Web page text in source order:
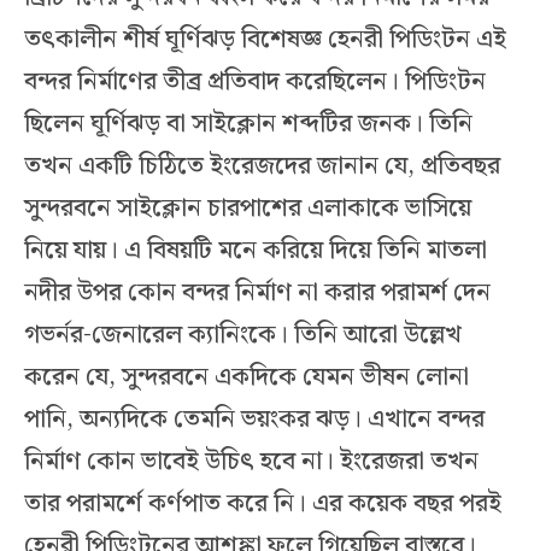
তৎকালীন শীর্ষ ঘূর্ণিঝড় বিশেষজ্ঞ হেনরী পিডিংটন এই
বন্দর নির্মাণের তীব্র প্রতিবাদ করেছিলেন। পিডিংটন
ছিলেন ঘূর্ণিঝড় বা সাইক্লোন শব্দটির জনক। তিনি
তখন একটি চিঠিতে ইংরেজদের জানান যে, প্রতিবছর
সুন্দরবনে সাইক্লোন চারপাশের এলাকাকে ভাসিয়ে
নিয়ে যায়। এ বিষয়টি মনে করিয়ে দিয়ে তিনি মাতলা
নদীর উপর কোন বন্দর নির্মাণ না করার পরামর্শ দেন
গভর্নর-জেনারেল ক্যানিংকে। তিনি আরো উল্লেখ
করেন যে, সুন্দরবনে একদিকে যেমন ভীষন লোনা
পানি, অন্যদিকে তেমনি ভয়ংকর ঝড়। এখানে বন্দর
নির্মাণ কোন ভাবেই উচিৎ হবে না। ইংরেজরা তখন
তার পরামর্শে কর্ণপাত করে নি। এর কয়েক বছর পরই